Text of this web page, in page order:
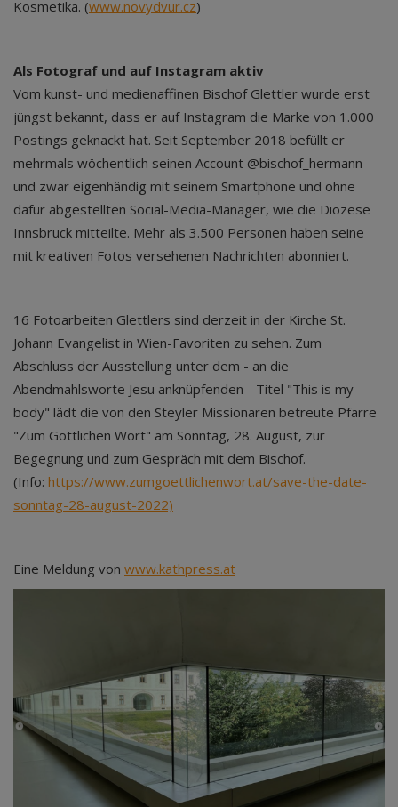
Kosmetika. (www.novydvur.cz)
Als Fotograf und auf Instagram aktiv
Vom kunst- und medienaffinen Bischof Glettler wurde erst
jüngst bekannt, dass er auf Instagram die Marke von 1.000
Postings geknackt hat. Seit September 2018 befüllt er
mehrmals wöchentlich seinen Account @bischof_hermann -
und zwar eigenhändig mit seinem Smartphone und ohne
dafür abgestellten Social-Media-Manager, wie die Diözese
Innsbruck mitteilte. Mehr als 3.500 Personen haben seine
mit kreativen Fotos versehenen Nachrichten abonniert.
16 Fotoarbeiten Glettlers sind derzeit in der Kirche St.
Johann Evangelist in Wien-Favoriten zu sehen. Zum
Abschluss der Ausstellung unter dem - an die
Abendmahlsworte Jesu anknüpfenden - Titel "This is my
body" lädt die von den Steyler Missionaren betreute Pfarre
"Zum Göttlichen Wort" am Sonntag, 28. August, zur
Begegnung und zum Gespräch mit dem Bischof.
(Info: https://www.zumgoettlichenwort.at/save-the-date-
sonntag-28-august-2022)
Eine Meldung von www.kathpress.at